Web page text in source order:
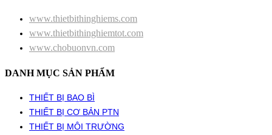
www.thietbithinghiems.com
www.thietbithinghiemtot.com
www.chobuonvn.com
DANH MỤC SẢN PHẨM
THIẾT BỊ BAO BÌ
THIẾT BỊ CƠ BẢN PTN
THIẾT BỊ MÔI TRƯỜNG